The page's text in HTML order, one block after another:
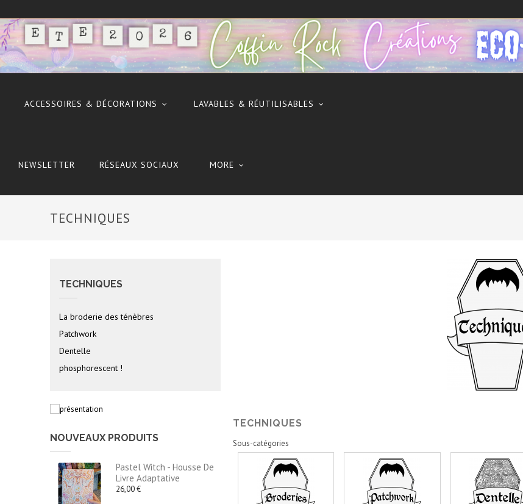
ACCESSOIRES & DÉCORATIONS LAVABLES & RÉUTILISABLES
NEWSLETTER RÉSEAUX SOCIAUX MORE
TECHNIQUES
TECHNIQUES
La broderie des ténèbres
Patchwork
Dentelle
phosphorescent !
NOUVEAUX PRODUITS
Pastel Witch - Housse De
Livre Adaptative
26,00 €
TECHNIQUES
Sous-catégories